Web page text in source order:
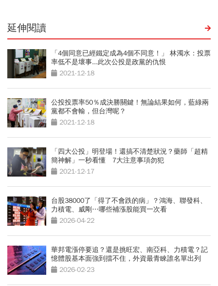
延伸閱讀
「4個同意已經鐵定成為4個不同意！」 林濁水：投票
率低不是壞事...此次公投是政黨的仇恨
2021-12-18
公投投票率50％成決勝關鍵！無論結果如何，藍綠兩
黨都不會輸，但台灣呢？
2021-12-18
「四大公投」明登場！還搞不清楚狀況？藥師「超精
簡神解」一秒看懂 7大注意事項勿犯
2021-12-17
台股38000了「得了不會跌的病」？鴻海、聯發科、
力積電、威剛…哪些補漲股能買一次看
2026-04-22
華邦電漲停要追？還是挑旺宏、南亞科、力積電？記
憶體股基本面強到擋不住，外資最青睞誰名單出列
2026-02-23